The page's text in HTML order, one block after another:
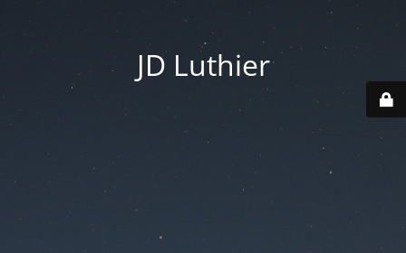
JD Luthier